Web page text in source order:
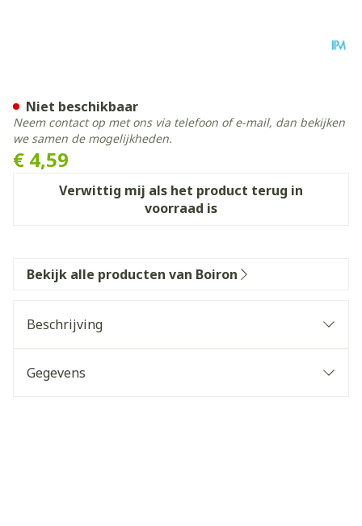
€ 4,59
Verwittig mij als het product terug in
voorraad is
Niet beschikbaar
Neem contact op met ons via telefoon of e-mail, dan bekijken
we samen de mogelijkheden.
Bekijk alle producten van Boiron
Beschrijving
Gegevens